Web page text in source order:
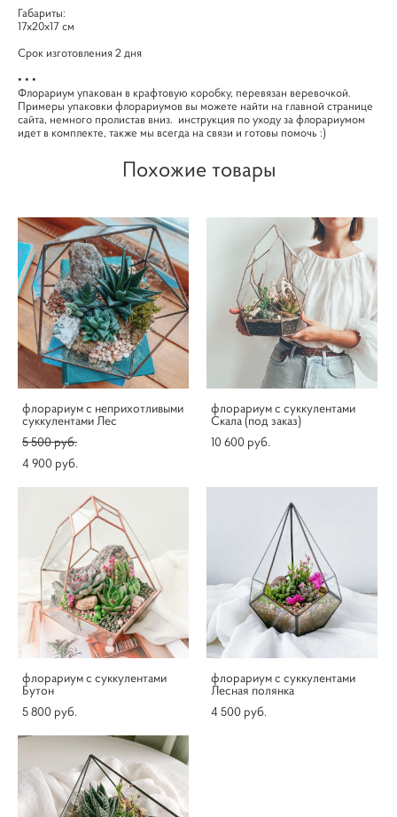
Габариты:
17х20х17 см
Срок изготовления 2 дня
• • •
Флорариум упакован в крафтовую коробку, перевязан веревочкой.
Примеры упаковки флорариумов вы можете найти на главной странице
сайта, немного пролистав вниз. инструкция по уходу за флорариумом
идет в комплекте, также мы всегда на связи и готовы помочь :)
Похожие товары
флорариум с неприхотливыми
суккулентами Лес
5 500 pуб.
4 900 pуб.
флорариум с суккулентами
Скала (под заказ)
10 600 pуб.
флорариум с суккулентами
Бутон
5 800 pуб.
флорариум с суккулентами
Лесная полянка
4 500 pуб.